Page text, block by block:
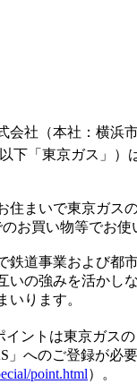
会社（本社：横浜
下「東京ガス」）
住まいで東京ガス
お買い物等でお使
鉄道事業および都
いの強みを活かし
いります。
ントは東京ガス
」へのご登録が必
point.html）。